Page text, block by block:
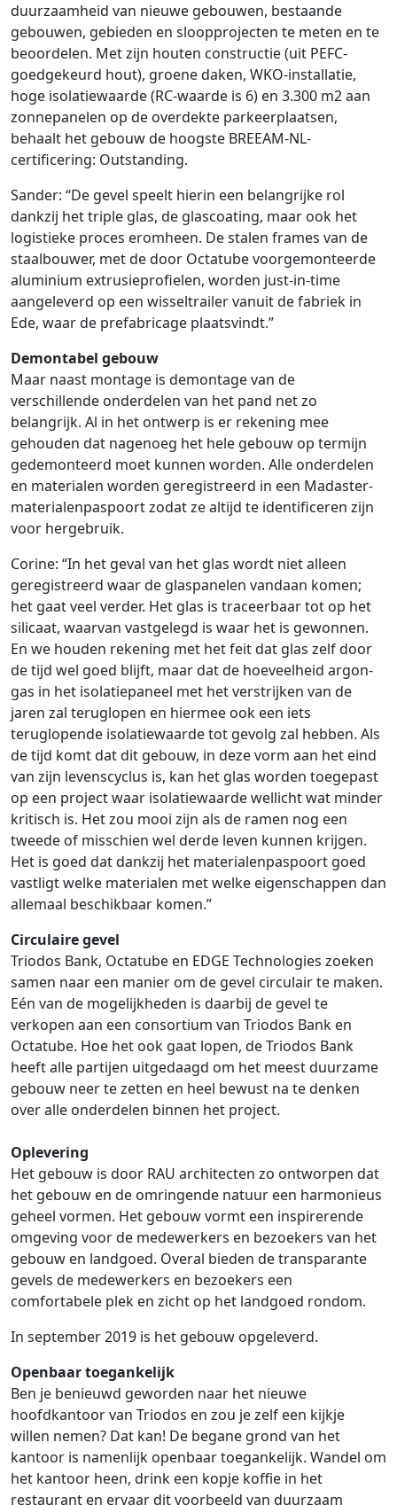
duurzaamheid van nieuwe gebouwen, bestaande
gebouwen, gebieden en sloopprojecten te meten en te
beoordelen. Met zijn houten constructie (uit PEFC-
goedgekeurd hout), groene daken, WKO-installatie,
hoge isolatiewaarde (RC-waarde is 6) en 3.300 m2 aan
zonnepanelen op de overdekte parkeerplaatsen,
behaalt het gebouw de hoogste BREEAM-NL-
certificering: Outstanding.
Sander: “De gevel speelt hierin een belangrijke rol
dankzij het triple glas, de glascoating, maar ook het
logistieke proces eromheen. De stalen frames van de
staalbouwer, met de door Octatube voorgemonteerde
aluminium extrusieprofielen, worden just-in-time
aangeleverd op een wisseltrailer vanuit de fabriek in
Ede, waar de prefabricage plaatsvindt.”
Demontabel gebouw
Maar naast montage is demontage van de
verschillende onderdelen van het pand net zo
belangrijk. Al in het ontwerp is er rekening mee
gehouden dat nagenoeg het hele gebouw op termijn
gedemonteerd moet kunnen worden. Alle onderdelen
en materialen worden geregistreerd in een Madaster-
materialenpaspoort zodat ze altijd te identificeren zijn
voor hergebruik.
Corine: “In het geval van het glas wordt niet alleen
geregistreerd waar de glaspanelen vandaan komen;
het gaat veel verder. Het glas is traceerbaar tot op het
silicaat, waarvan vastgelegd is waar het is gewonnen.
En we houden rekening met het feit dat glas zelf door
de tijd wel goed blijft, maar dat de hoeveelheid argon-
gas in het isolatiepaneel met het verstrijken van de
jaren zal teruglopen en hiermee ook een iets
teruglopende isolatiewaarde tot gevolg zal hebben. Als
de tijd komt dat dit gebouw, in deze vorm aan het eind
van zijn levenscyclus is, kan het glas worden toegepast
op een project waar isolatiewaarde wellicht wat minder
kritisch is. Het zou mooi zijn als de ramen nog een
tweede of misschien wel derde leven kunnen krijgen.
Het is goed dat dankzij het materialenpaspoort goed
vastligt welke materialen met welke eigenschappen dan
allemaal beschikbaar komen.”
Circulaire gevel
Triodos Bank, Octatube en EDGE Technologies zoeken
samen naar een manier om de gevel circulair te maken.
Eén van de mogelijkheden is daarbij de gevel te
verkopen aan een consortium van Triodos Bank en
Octatube. Hoe het ook gaat lopen, de Triodos Bank
heeft alle partijen uitgedaagd om het meest duurzame
gebouw neer te zetten en heel bewust na te denken
over alle onderdelen binnen het project.
Oplevering
Het gebouw is door RAU architecten zo ontworpen dat
het gebouw en de omringende natuur een harmonieus
geheel vormen. Het gebouw vormt een inspirerende
omgeving voor de medewerkers en bezoekers van het
gebouw en landgoed. Overal bieden de transparante
gevels de medewerkers en bezoekers een
comfortabele plek en zicht op het landgoed rondom.
In september 2019 is het gebouw opgeleverd.
Openbaar toegankelijk
Ben je benieuwd geworden naar het nieuwe
hoofdkantoor van Triodos en zou je zelf een kijkje
willen nemen? Dat kan! De begane grond van het
kantoor is namenlijk openbaar toegankelijk. Wandel om
het kantoor heen, drink een kopje koffie in het
restaurant en ervaar dit voorbeeld van duurzaam